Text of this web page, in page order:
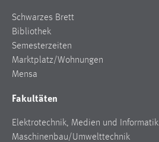
Schwarzes Brett
Bibliothek
Semesterzeiten
Marktplatz/Wohnungen
Mensa
Fakultäten
Elektrotechnik, Medien und Informatik
Maschinenbau/Umwelttechnik